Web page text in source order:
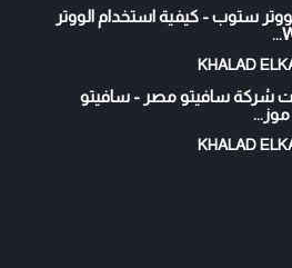
ستوب - كيفية استخدام الووتر
شركة سافيتو مصر - سافيتو